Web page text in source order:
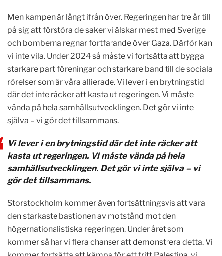
Men kampen är långt ifrån över. Regeringen har tre år till
på sig att förstöra de saker vi älskar mest med Sverige
och bomberna regnar fortfarande över Gaza. Därför kan
vi inte vila. Under 2024 så måste vi fortsätta att bygga
starkare partiföreningar och starkare band till de sociala
rörelser som är våra allierade. Vi lever i en brytningstid
där det inte räcker att kasta ut regeringen. Vi måste
vända på hela samhällsutvecklingen. Det gör vi inte
själva – vi gör det tillsammans.
Vi lever i en brytningstid där det inte räcker att
kasta ut regeringen. Vi måste vända på hela
samhällsutvecklingen. Det gör vi inte själva – vi
gör det tillsammans.
Storstockholm kommer även fortsättningsvis att vara
den starkaste bastionen av motstånd mot den
högernationalistiska regeringen. Under året som
kommer så har vi flera chanser att demonstrera detta. Vi